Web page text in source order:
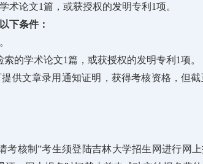
术论文1篇，或获授权的发明专利1项。
下条件：
的学术论文1篇，或获授权的发明专利1项。
供文章录用通知证明，获得考核资格，但
核制”考生须登陆吉林大学招生网进行网上